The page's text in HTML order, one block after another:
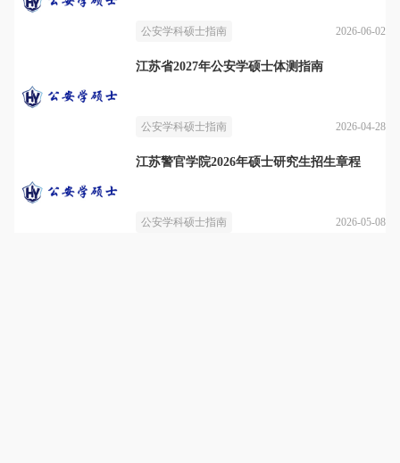
公安学科硕士指南 2026-06-02
江苏省2027年公安学硕士体测指南
公安学科硕士指南 2026-04-28
江苏警官学院2026年硕士研究生招生章程
公安学科硕士指南 2026-05-08